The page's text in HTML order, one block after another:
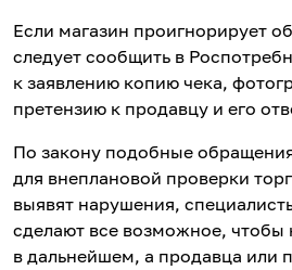
Если магазин проигнорирует
следует сообщить в
к заявлению копию чека,
претензию к продавцу и его
По закону подобные
для внеплановой проверки
выявят нарушения,
сделают все возможное, чтобы
в дальнейшем, а продавца или